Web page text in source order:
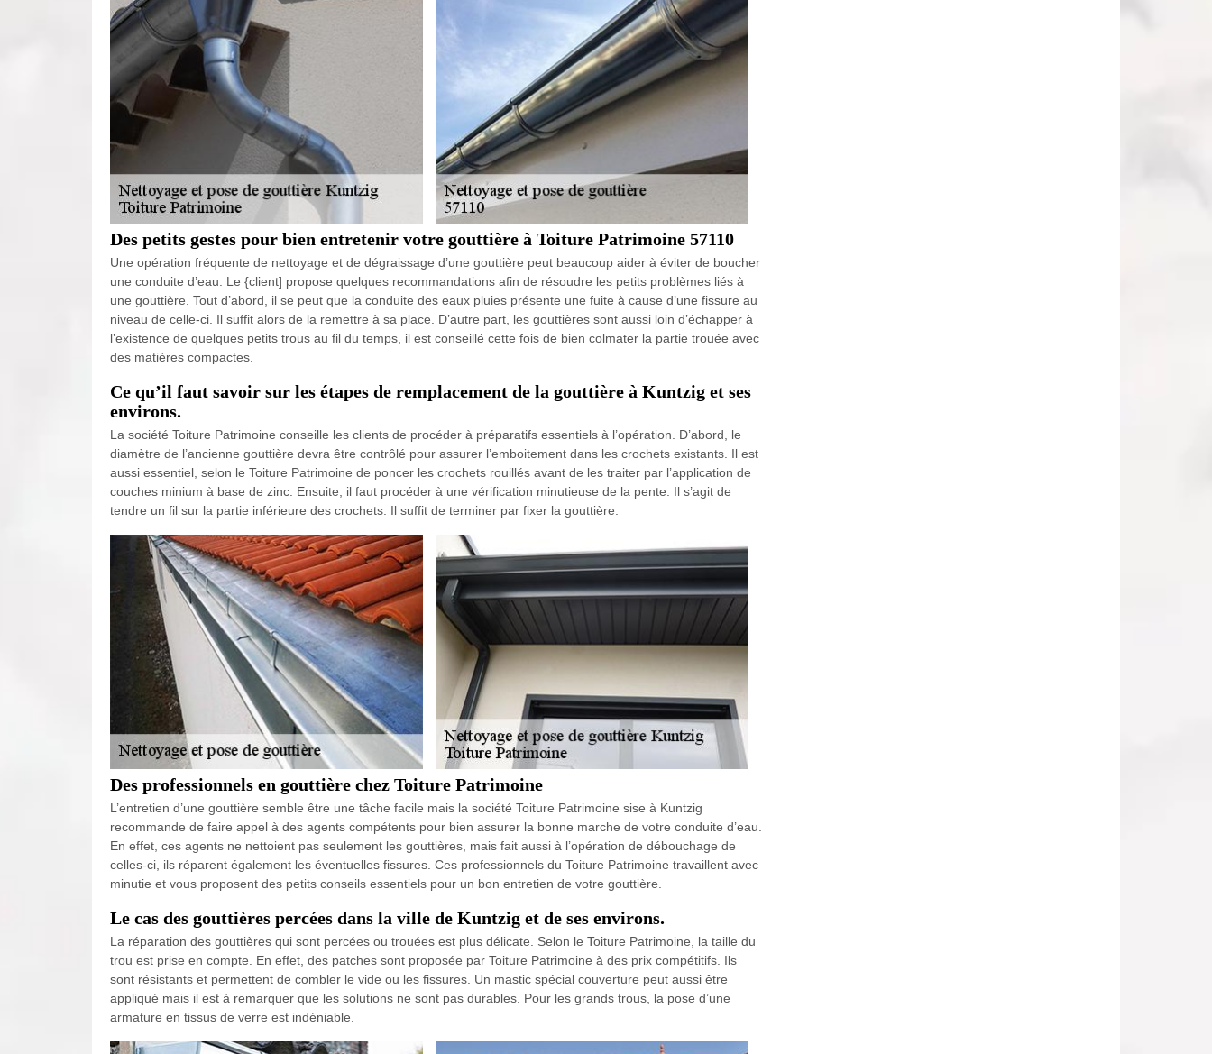
Des petits gestes pour bien entretenir votre gouttière à Toiture Patrimoine 57110
Une opération fréquente de nettoyage et de dégraissage d’une gouttière peut beaucoup aider à éviter de boucher
une conduite d’eau. Le {client] propose quelques recommandations afin de résoudre les petits problèmes liés à
une gouttière. Tout d’abord, il se peut que la conduite des eaux pluies présente une fuite à cause d’une fissure au
niveau de celle-ci. Il suffit alors de la remettre à sa place. D’autre part, les gouttières sont aussi loin d’échapper à
l’existence de quelques petits trous au fil du temps, il est conseillé cette fois de bien colmater la partie trouée avec
des matières compactes.
Ce qu’il faut savoir sur les étapes de remplacement de la gouttière à Kuntzig et ses
environs.
La société Toiture Patrimoine conseille les clients de procéder à préparatifs essentiels à l’opération. D’abord, le
diamètre de l’ancienne gouttière devra être contrôlé pour assurer l’emboitement dans les crochets existants. Il est
aussi essentiel, selon le Toiture Patrimoine de poncer les crochets rouillés avant de les traiter par l’application de
couches minium à base de zinc. Ensuite, il faut procéder à une vérification minutieuse de la pente. Il s’agit de
tendre un fil sur la partie inférieure des crochets. Il suffit de terminer par fixer la gouttière.
Des professionnels en gouttière chez Toiture Patrimoine
L’entretien d’une gouttière semble être une tâche facile mais la société Toiture Patrimoine sise à Kuntzig
recommande de faire appel à des agents compétents pour bien assurer la bonne marche de votre conduite d’eau.
En effet, ces agents ne nettoient pas seulement les gouttières, mais fait aussi à l’opération de débouchage de
celles-ci, ils réparent également les éventuelles fissures. Ces professionnels du Toiture Patrimoine travaillent avec
minutie et vous proposent des petits conseils essentiels pour un bon entretien de votre gouttière.
Le cas des gouttières percées dans la ville de Kuntzig et de ses environs.
La réparation des gouttières qui sont percées ou trouées est plus délicate. Selon le Toiture Patrimoine, la taille du
trou est prise en compte. En effet, des patches sont proposée par Toiture Patrimoine à des prix compétitifs. Ils
sont résistants et permettent de combler le vide ou les fissures. Un mastic spécial couverture peut aussi être
appliqué mais il est à remarquer que les solutions ne sont pas durables. Pour les grands trous, la pose d’une
armature en tissus de verre est indéniable.